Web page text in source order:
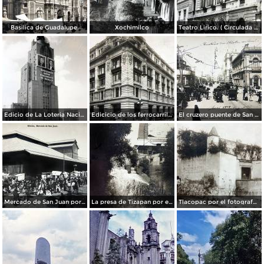
Basilica de Guadalupe. Xochimilco Teatro Lirico. ( Circulada el 1 de Agosto de 1926 ).
Edicio de La Loteria Nacional Ciudad de México Abril de 1964 Edicicio de los ferrocarriles. El cruzero puente de San Francisco y Guardiola por el fotografo Felix Miret.
Mercado de San Juan por el fotografo Felix Miret La presa de Tizapan por el fotografo Fernando Kososky. ( Circulada el 22 de Diembre de 1910 ). Tlacopac por el fotografo Hugo Brehme.